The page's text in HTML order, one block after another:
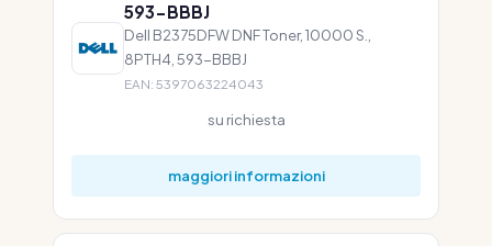
593-BBBJ
Dell B2375DFW DNF Toner, 10000 S.,
8PTH4, 593-BBBJ
EAN: 5397063224043
su richiesta
maggiori informazioni